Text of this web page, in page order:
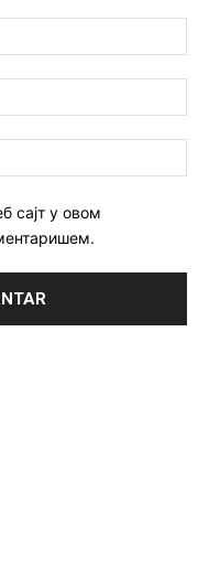
сајт у овом